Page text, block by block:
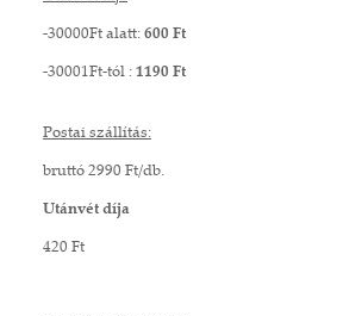
-30000Ft alatt: 600 Ft
-30001Ft-tól : 1190 Ft
Postai szállítás:
bruttó 2990 Ft/db.
Utánvét díja
420 Ft